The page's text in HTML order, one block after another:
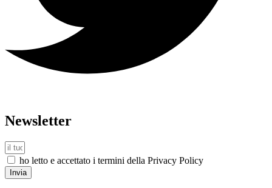
Newsletter
ho letto e accettato i termini della Privacy Policy
Invia